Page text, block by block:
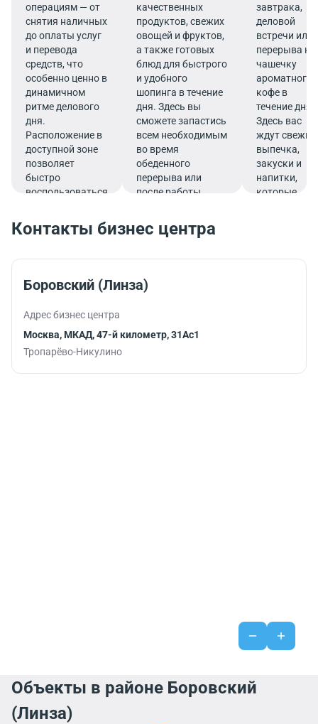
операциям — от
снятия наличных
до оплаты услуг
и перевода
средств, что
особенно ценно в
динамичном
ритме делового
дня.
Расположение в
доступной зоне
позволяет
быстро
воспользоваться
качественных
продуктов, свежих
овощей и фруктов,
а также готовых
блюд для быстрого
и удобного
шопинга в течение
дня. Здесь вы
сможете запастись
всем необходимым
во время
обеденного
перерыва или
после работы.
завтрака,
деловой
встречи или
перерыва на
чашечку
ароматного
кофе в
течение дня.
Здесь вас
ждут свежие
выпечка,
закуски и
напитки,
которые
продуктивно
Контакты бизнес центра
Боровский (Линза)
Адрес бизнес центра
Москва, МКАД, 47-й километр, 31Ас1
Тропарёво-Никулино
Объекты в районе Боровский
(Линза)